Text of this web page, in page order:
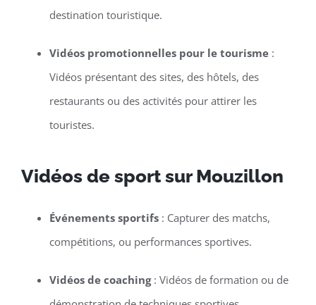
destination touristique.
Vidéos promotionnelles pour le tourisme:
Vidéos présentant des sites, des hôtels, des
restaurants ou des activités pour attirer les
touristes.
Vidéos de sport sur Mouzillon
Événements sportifs: Capturer des matchs,
compétitions, ou performances sportives.
Vidéos de coaching: Vidéos de formation ou de